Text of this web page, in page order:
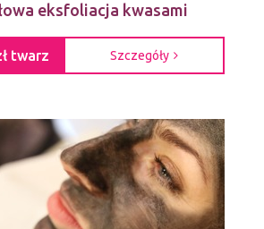
eksfoliacja kwasami
twarz Szczegóły